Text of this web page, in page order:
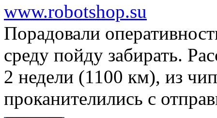
www.robotshop.su
Порадовали
среду пойду забирать.
2 недели (1100 км), из
проканителились с